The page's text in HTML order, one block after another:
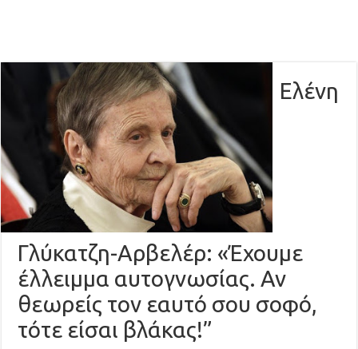
Ελένη
Γλύκατζη-Αρβελέρ: «Έχουμε
έλλειμμα αυτογνωσίας. Αν
θεωρείς τον εαυτό σου σοφό,
τότε είσαι βλάκας!”